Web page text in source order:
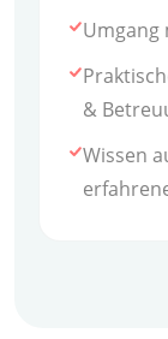
Umgang
&
Wissen